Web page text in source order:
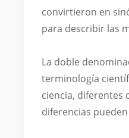
convirtieron en
para describir las
La doble
terminología
ciencia, diferentes
diferencias